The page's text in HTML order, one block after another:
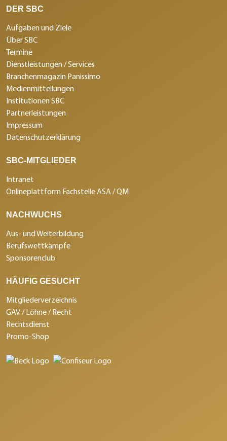
DER SBC
Aufgaben und Ziele
Über SBC
Termine
Dienstleistungen / Services
Branchenmagazin Panissimo
Medienmitteilungen
Institutionen SBC
Partnerleistungen
Impressum
Datenschutzerklärung
SBC-MITGLIEDER
Intranet
Onlineplattform Fachstelle ASA / QM
NACHWUCHS
Aus- und Weiterbildung
Berufswettkämpfe
Sponsorenclub
HÄUFIG GESUCHT
Mitgliederverzeichnis
GAV / Löhne / Recht
Rechtsdienst
Promo-Shop